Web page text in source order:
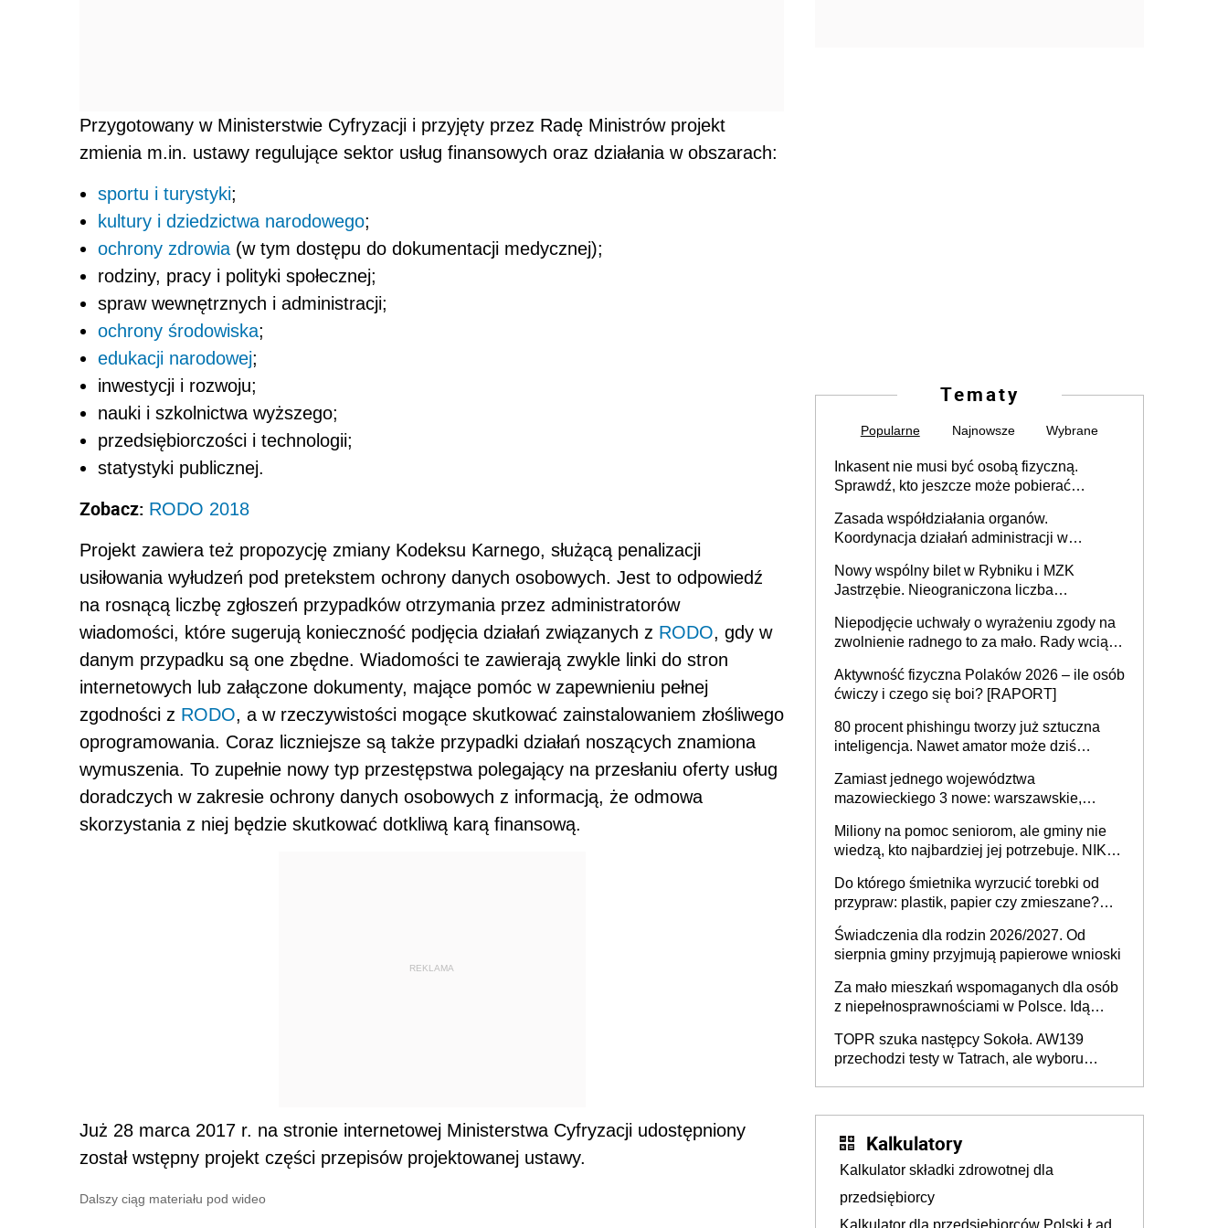
Przygotowany w Ministerstwie Cyfryzacji i przyjęty przez Radę Ministrów projekt
zmienia m.in. ustawy regulujące sektor usług finansowych oraz działania w obszarach:
sportu i turystyki;
kultury i dziedzictwa narodowego;
ochrony zdrowia (w tym dostępu do dokumentacji medycznej);
rodziny, pracy i polityki społecznej;
spraw wewnętrznych i administracji;
ochrony środowiska;
edukacji narodowej;
inwestycji i rozwoju;
nauki i szkolnictwa wyższego;
przedsiębiorczości i technologii;
statystyki publicznej.
Zobacz: RODO 2018
Projekt zawiera też propozycję zmiany Kodeksu Karnego, służącą penalizacji
usiłowania wyłudzeń pod pretekstem ochrony danych osobowych. Jest to odpowiedź
na rosnącą liczbę zgłoszeń przypadków otrzymania przez administratorów
wiadomości, które sugerują konieczność podjęcia działań związanych z RODO, gdy w
danym przypadku są one zbędne. Wiadomości te zawierają zwykle linki do stron
internetowych lub załączone dokumenty, mające pomóc w zapewnieniu pełnej
zgodności z RODO, a w rzeczywistości mogące skutkować zainstalowaniem złośliwego
oprogramowania. Coraz liczniejsze są także przypadki działań noszących znamiona
wymuszenia. To zupełnie nowy typ przestępstwa polegający na przesłaniu oferty usług
doradczych w zakresie ochrony danych osobowych z informacją, że odmowa
skorzystania z niej będzie skutkować dotkliwą karą finansową.
REKLAMA
Już 28 marca 2017 r. na stronie internetowej Ministerstwa Cyfryzacji udostępniony
został wstępny projekt części przepisów projektowanej ustawy.
Dalszy ciąg materiału pod wideo
Tematy
Popularne Najnowsze Wybrane
Inkasent nie musi być osobą fizyczną.
Sprawdź, kto jeszcze może pobierać
Zasada współdziałania organów.
Koordynacja działań administracji w
Nowy wspólny bilet w Rybniku i MZK
Jastrzębie. Nieograniczona liczba
Niepodjęcie uchwały o wyrażeniu zgody na
zwolnienie radnego to za mało. Rady wciąż
rozstrzygać sprawy
Aktywność fizyczna Polaków 2026 – ile osób
ćwiczy i czego się boi? [RAPORT]
80 procent phishingu tworzy już sztuczna
inteligencja. Nawet amator może dziś
Zamiast jednego województwa
mazowieckiego 3 nowe: warszawskie,
Europie nie ma tak dużych jednostek
stołecznych
Miliony na pomoc seniorom, ale gminy nie
wiedzą, kto najbardziej jej potrzebuje. NIK
Do którego śmietnika wyrzucić torebki od
przypraw: plastik, papier czy zmieszane?
Świadczenia dla rodzin 2026/2027. Od
sierpnia gminy przyjmują papierowe wnioski
Za mało mieszkań wspomaganych dla osób
z niepełnosprawnościami w Polsce. Idą
TOPR szuka następcy Sokoła. AW139
przechodzi testy w Tatrach, ale wyboru
Kalkulatory
Kalkulator składki zdrowotnej dla
przedsiębiorcy